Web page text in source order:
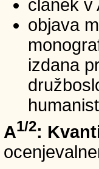
članek v
objava
izdana
A1/2: